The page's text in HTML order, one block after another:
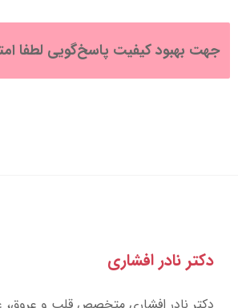
جهت بهبود کیفیت پاسخ‌گویی لطفا
دکتر نادر افشاری